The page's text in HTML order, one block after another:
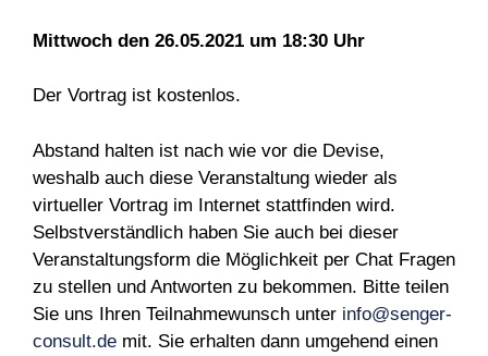
Mittwoch den 26.05.2021 um 18:30 Uhr
Der Vortrag ist kostenlos.
Abstand halten ist nach wie vor die Devise,
weshalb auch diese Veranstaltung wieder als
virtueller Vortrag im Internet stattfinden wird.
Selbstverständlich haben Sie auch bei dieser
Veranstaltungsform die Möglichkeit per Chat Fragen
zu stellen und Antworten zu bekommen. Bitte teilen
Sie uns Ihren Teilnahmewunsch unter info@senger-
consult.de mit. Sie erhalten dann umgehend einen